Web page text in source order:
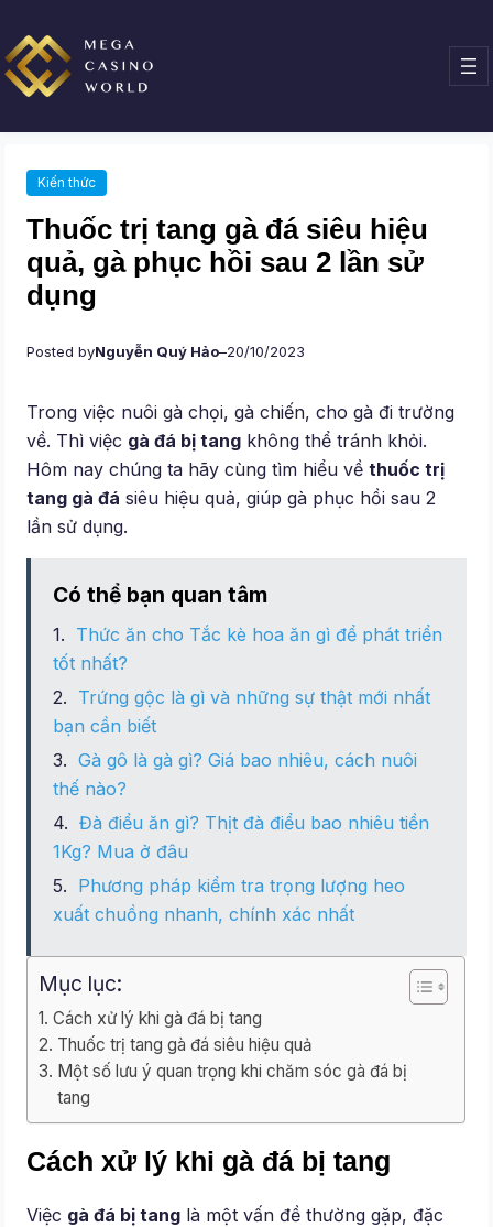
đến
phần
nội
dung
Kiến thức
Thuốc trị tang gà đá siêu hiệu
quả, gà phục hồi sau 2 lần sử
dụng
Posted byNguyễn Quý Hảo–20/10/2023
Trong việc nuôi gà chọi, gà chiến, cho gà đi trường
về. Thì việc gà đá bị tang không thể tránh khỏi.
Hôm nay chúng ta hãy cùng tìm hiểu vềthuốc trị
tang gà đá siêu hiệu quả, giúp gà phục hồi sau 2
lần sử dụng.
Có thể bạn quan tâm
Thức ăn cho Tắc kè hoa ăn gì để phát triển
tốt nhất?
Trứng gộc là gì và những sự thật mới nhất
bạn cần biết
Gà gô là gà gì? Giá bao nhiêu, cách nuôi
thế nào?
Đà điểu ăn gì? Thịt đà điểu bao nhiêu tiền
1Kg? Mua ở đâu
Phương pháp kiểm tra trọng lượng heo
xuất chuồng nhanh, chính xác nhất
Mục lục:
Cách xử lý khi gà đá bị tang
Thuốc trị tang gà đá siêu hiệu quả
Một số lưu ý quan trọng khi chăm sóc gà đá bị
tang
Cách xử lý khi gà đá bị tang
Việc gà đá bị tang là một vấn đề thường gặp, đặc